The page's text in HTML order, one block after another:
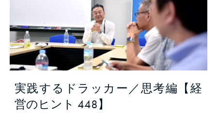
実践するドラッカー／思考編【経
営のヒント 448】